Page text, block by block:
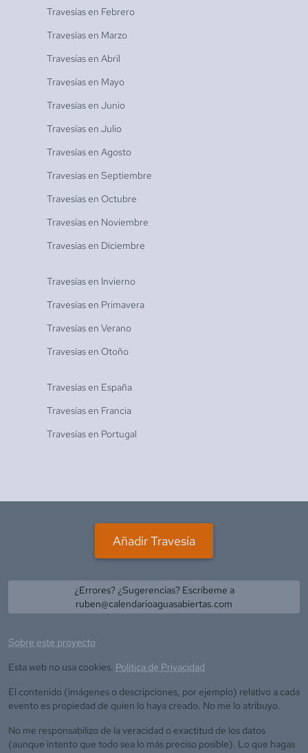
Travesías en Febrero
Travesías en Marzo
Travesías en Abril
Travesías en Mayo
Travesías en Junio
Travesías en Julio
Travesías en Agosto
Travesías en Septiembre
Travesías en Octubre
Travesías en Noviembre
Travesías en Diciembre
Travesías en Invierno
Travesías en Primavera
Travesías en Verano
Travesías en Otoño
Travesías en España
Travesías en Francia
Travesías en Portugal
Añadir Travesía
¿Errores? ¿Sugerencias? Escríbeme a
ruben@calendarioaguasabiertas.com
Sobre este proyecto
Esta web no usa cookies. Política de Privacidad
El contenido (imágenes o descripciones, por ejemplo) relativo a cada
evento es propiedad de quien lo haya creado. No me lo atribuyo.
No me responsabilizo de la veracidad o exactitud de los datos
(aunque intento que todo sea lo más preciso posible). Lo que hagas